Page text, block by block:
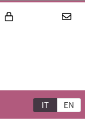
IT EN